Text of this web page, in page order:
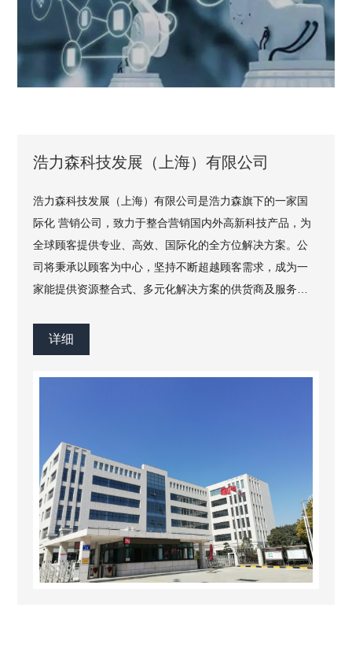
浩力森科技发展（上海）有限公司
浩力森科技发展（上海）有限公司是浩力森旗下的一家国
际化 营销公司，致力于整合营销国内外高新科技产品，为
全球顾客提供专业、高效、国际化的全方位解决方案。公
司将秉承以顾客为中心，坚持不断超越顾客需求，成为一
家能提供资源整合式、多元化解决方案的供货商及服务
详细